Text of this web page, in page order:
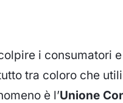
i consumatori
tra coloro che
è l’Unione